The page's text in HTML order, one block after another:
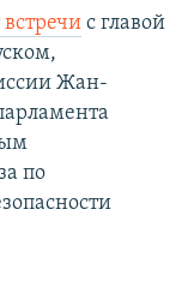
с главой
Жан-
по